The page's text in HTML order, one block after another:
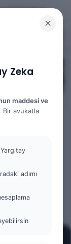
✕
Zeka
maddesi ve
Bir avukatla
adımı
Yargıtay Kararı İncelemesi ve Tanık Beyanları: 9. Hukuk Dairesi 2025/7089 K.